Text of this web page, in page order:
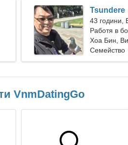
Tsundere
43 години,
Работя в
Хоа Бин,
Семейство
VnmDatingGo